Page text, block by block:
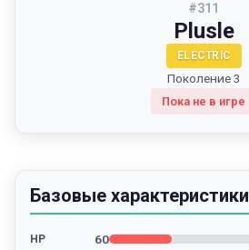
#311
Plusle
ELECTRIC
Поколение 3
Пока не в игре
Базовые характеристики
HP 60